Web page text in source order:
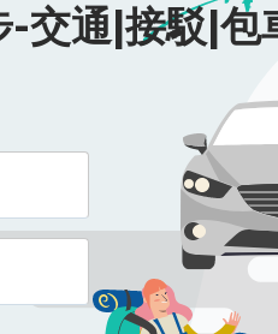
通|接駁|包